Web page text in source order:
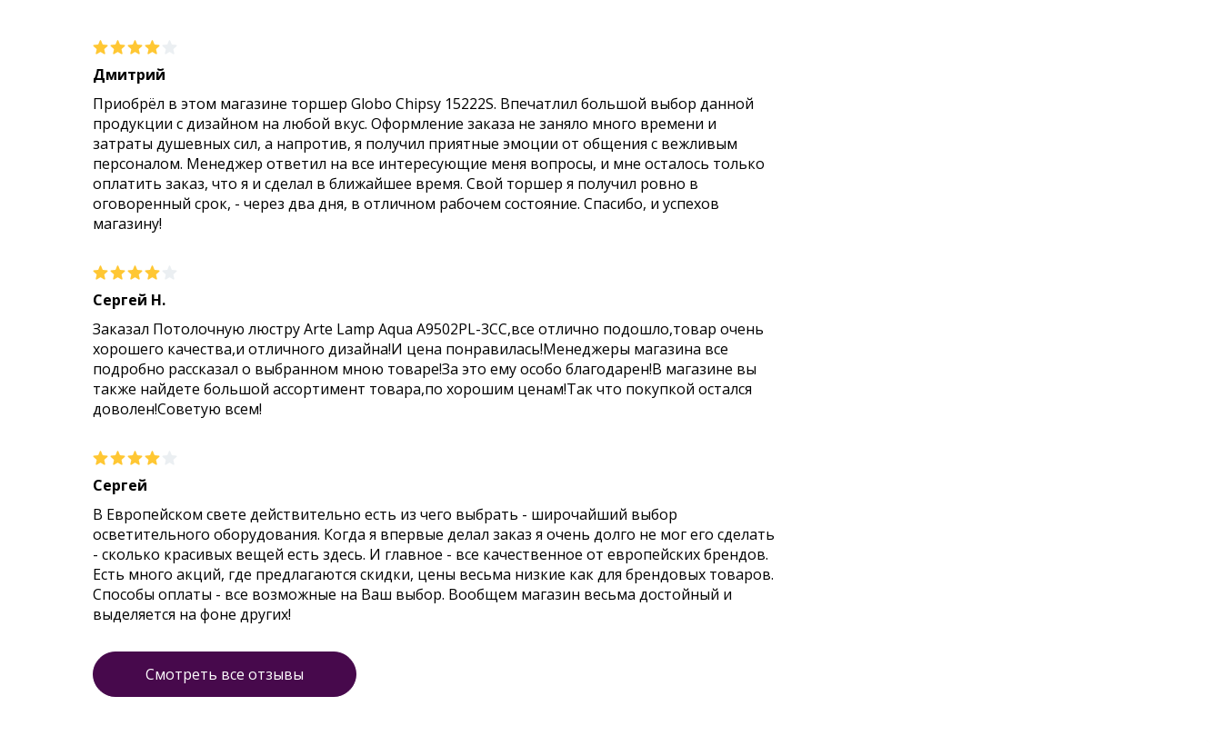
Дмитрий
Приобрёл в этом магазине торшер Globo Chipsy 15222S. Впечатлил большой выбор данной
продукции с дизайном на любой вкус. Оформление заказа не заняло много времени и
затраты душевных сил, а напротив, я получил приятные эмоции от общения с вежливым
персоналом. Менеджер ответил на все интересующие меня вопросы, и мне осталось только
оплатить заказ, что я и сделал в ближайшее время. Свой торшер я получил ровно в
оговоренный срок, - через два дня, в отличном рабочем состояние. Спасибо, и успехов
магазину!
Сергей Н.
Заказал Потолочную люстру Arte Lamp Aqua A9502PL-3CC,все отлично подошло,товар очень
хорошего качества,и отличного дизайна!И цена понравилась!Менеджеры магазина все
подробно рассказал о выбранном мною товаре!За это ему особо благодарен!В магазине вы
также найдете большой ассортимент товара,по хорошим ценам!Так что покупкой остался
доволен!Советую всем!
Сергей
В Европейском свете действительно есть из чего выбрать - широчайший выбор
осветительного оборудования. Когда я впервые делал заказ я очень долго не мог его сделать
- сколько красивых вещей есть здесь. И главное - все качественное от европейских брендов.
Есть много акций, где предлагаются скидки, цены весьма низкие как для брендовых товаров.
Способы оплаты - все возможные на Ваш выбор. Вообщем магазин весьма достойный и
выделяется на фоне других!
Смотреть все отзывы